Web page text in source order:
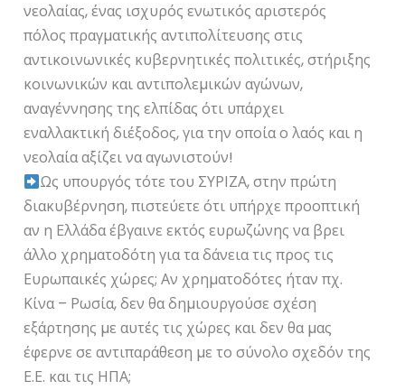
νεολαίας, ένας ισχυρός ενωτικός αριστερός
πόλος πραγµατικής αντιπολίτευσης στις
αντικοινωνικές κυβερνητικές πολιτικές, στήριξης
κοινωνικών και αντιπολεµικών αγώνων,
αναγέννησης της ελπίδας ότι υπάρχει
εναλλακτική διέξοδος, για την οποία ο λαός και η
νεολαία αξίζει να αγωνιστούν!
Ως υπουργός τότε του ΣΥΡΙΖΑ, στην πρώτη
διακυβέρνηση, πιστεύετε ότι υπήρχε προοπτική
αν η Ελλάδα έβγαινε εκτός ευρωζώνης να βρει
άλλο χρηµατοδότη για τα δάνεια τις προς τις
Ευρωπαικές χώρες; Αν χρηµατοδότες ήταν πχ.
Κίνα – Ρωσία, δεν θα δηµιουργούσε σχέση
εξάρτησης µε αυτές τις χώρες και δεν θα µας
έφερνε σε αντιπαράθεση µε το σύνολο σχεδόν της
Ε.Ε. και τις ΗΠΑ;